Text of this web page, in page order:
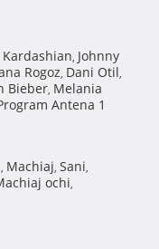
Kardashian, Johnny
Rogoz, Dani Otil,
Bieber, Melania
Antena 1
, Machiaj, Sani,
ochi,